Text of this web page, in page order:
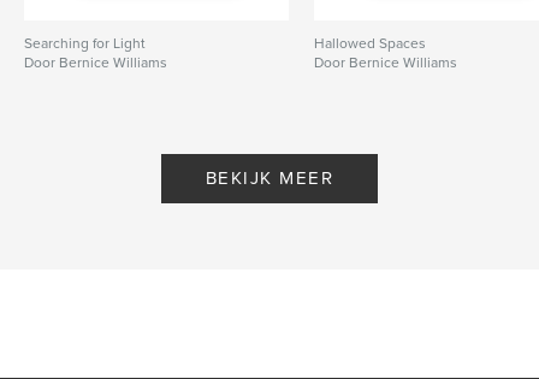
Searching for Light
Door Bernice Williams
Hallowed Spaces
Door Bernice Williams
BEKIJK MEER